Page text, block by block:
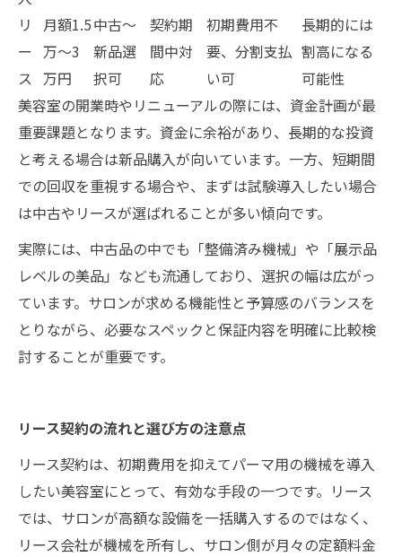
リ
ー
ス
月額1.5
万〜3
万円
中古〜
新品選
択可
契約期
間中対
応
初期費用不
要、分割支払
い可
長期的には
割高になる
可能性
美容室の開業時やリニューアルの際には、資金計画が最
重要課題となります。資金に余裕があり、長期的な投資
と考える場合は新品購入が向いています。一方、短期間
での回収を重視する場合や、まずは試験導入したい場合
は中古やリースが選ばれることが多い傾向です。
実際には、中古品の中でも「整備済み機械」や「展示品
レベルの美品」なども流通しており、選択の幅は広がっ
ています。サロンが求める機能性と予算感のバランスを
とりながら、必要なスペックと保証内容を明確に比較検
討することが重要です。
リース契約の流れと選び方の注意点
リース契約は、初期費用を抑えてパーマ用の機械を導入
したい美容室にとって、有効な手段の一つです。リース
では、サロンが高額な設備を一括購入するのではなく、
リース会社が機械を所有し、サロン側が月々の定額料金